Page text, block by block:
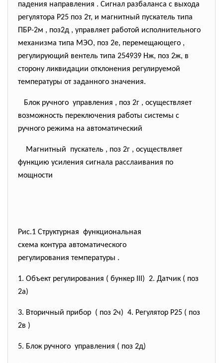
падения направления . Сигнал разбаланса с выхода
регулятора Р25 поз 2т, и магнитный пускатель типа
ПБР-2м , поз2д , управляет работой исполнительного
механизма типа МЭО, поз 2е, перемещающего ,
регулирующий вентель типа 254939 Нж, поз 2ж, в
сторону ликвидации отклонения регулируемой
температуры от заданного значения.
Блок ручного управления , поз 2г , осуществляет
возможность переключения работы системы с
ручного режима на автоматический
Магнитный пускатель , поз 2г , осуществляет
функцию усиления сигнала расслаивания по
мощности
Рис.1 Структурная функциональная
схема контура автоматического
регулирования температуры .
1. Объект регулирования ( бункер III) 2. Датчик ( поз
2а)
3. Вторичный прибор ( поз 2ч) 4. Регулятор Р25 ( поз
2в )
5. Блок ручного управления ( поз 2д)